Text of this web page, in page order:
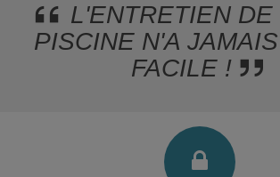
L'ENTRETIEN
PISCINE N'A
FACILE !